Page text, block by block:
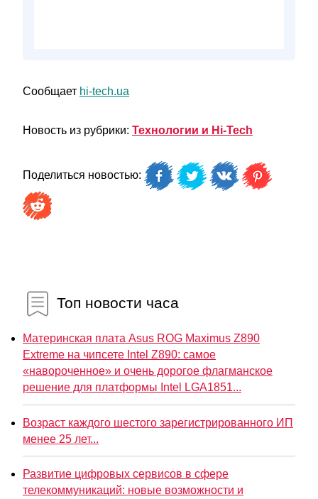
Сообщает hi-tech.ua
Новость из рубрики: Технологии и Hi-Tech
Поделиться новостью:
Топ новости часа
Материнская плата Asus ROG Maximus Z890
Extreme на чипсете Intel Z890: самое
«навороченное» и очень дорогое флагманское
решение для платформы Intel LGA1851...
Возраст каждого шестого зарегистрированного ИП
менее 25 лет...
Развитие цифровых сервисов в сфере
телекоммуникаций: новые возможности и